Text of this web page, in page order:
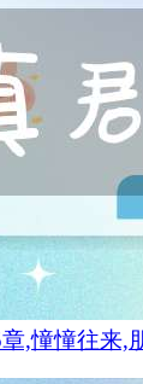
,憧憧往来,